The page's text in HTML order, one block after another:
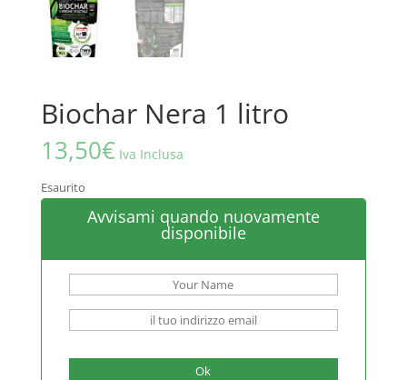
Biochar Nera 1 litro
13,50€ Iva Inclusa
Esaurito
Avvisami quando nuovamente
disponibile
Ok